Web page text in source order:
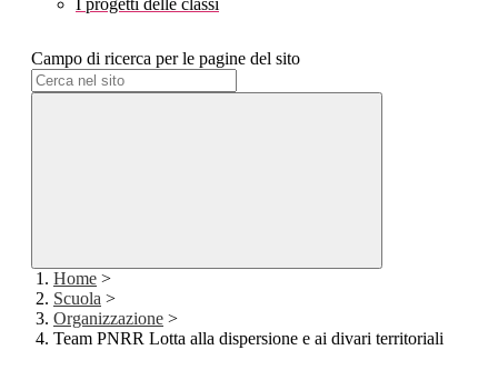
I progetti delle classi
Campo di ricerca per le pagine del sito
Home >
Scuola >
Organizzazione >
Team PNRR Lotta alla dispersione e ai divari territoriali